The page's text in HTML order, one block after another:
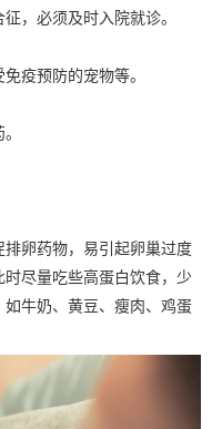
，必须及时入院就诊。
疫预防的宠物等。
卵药物，易引起卵巢过度
尽量吃些高蛋白饮食，少
牛奶、黄豆、瘦肉、鸡蛋